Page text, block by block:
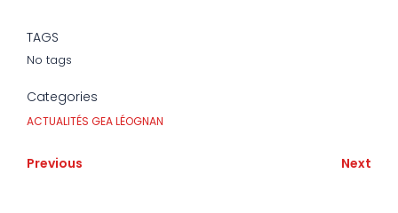
TAGS
No tags
Categories
ACTUALITÉS GEA LÉOGNAN
Previous Next